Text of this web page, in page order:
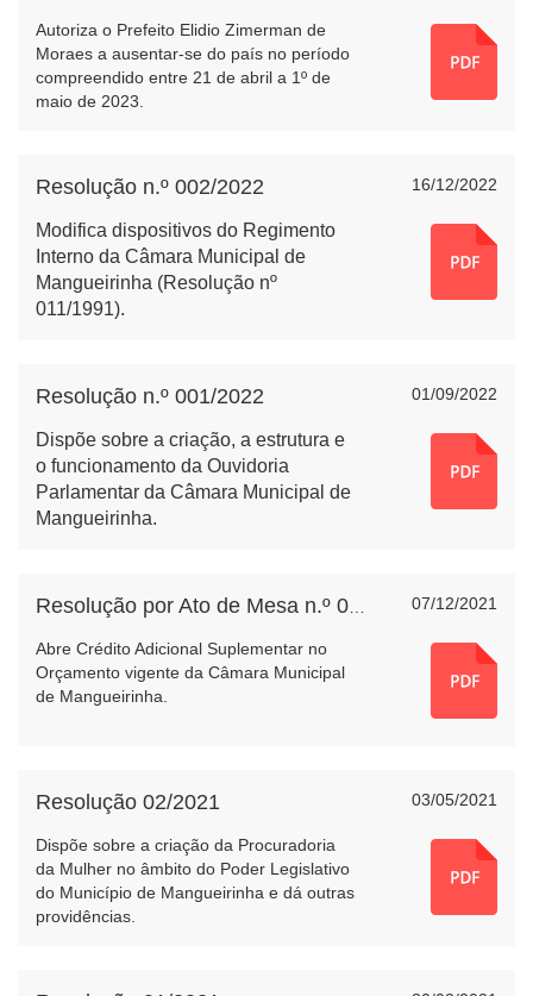
Autoriza o Prefeito Elidio Zimerman de
Moraes a ausentar-se do país no período
compreendido entre 21 de abril a 1º de
maio de 2023.
16/12/2022
Resolução n.º 002/2022
Modifica dispositivos do Regimento
Interno da Câmara Municipal de
Mangueirinha (Resolução nº
011/1991).
01/09/2022
Resolução n.º 001/2022
Dispõe sobre a criação, a estrutura e
o funcionamento da Ouvidoria
Parlamentar da Câmara Municipal de
Mangueirinha.
07/12/2021
Abre Crédito Adicional Suplementar no
Orçamento vigente da Câmara Municipal
de Mangueirinha.
03/05/2021
Resolução 02/2021
Dispõe sobre a criação da Procuradoria
da Mulher no âmbito do Poder Legislativo
do Município de Mangueirinha e dá outras
providências.